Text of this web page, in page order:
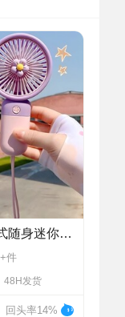
手持小风扇便携式随身迷你充电款办公室电扇usb静音桌面学生宿舍
件
48H发货
回头率14%